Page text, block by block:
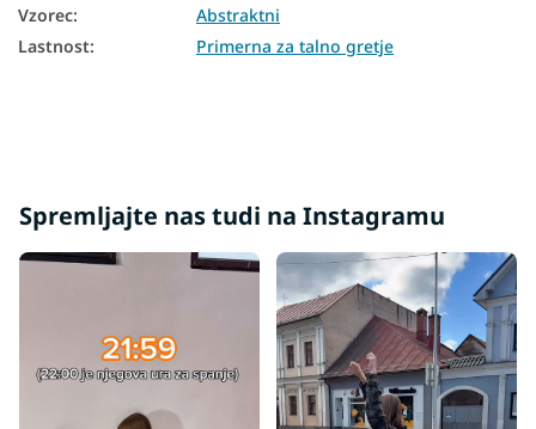
Vzorec:
Abstraktni
Lastnost: Primerna za talno gretje
Spremljajte nas tudi na Instagramu